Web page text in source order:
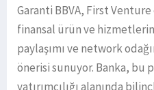
Garanti BBVA, First
finansal ürün ve
paylaşımı ve network
önerisi sunuyor. Banka, bu
yatırımcılığı alanında